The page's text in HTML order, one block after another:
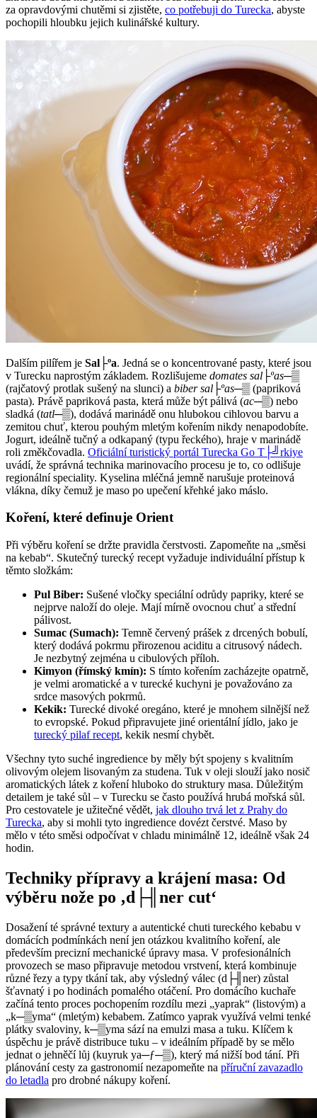
za opravdovými chutěmi si zjistěte, co potřebuji do Turecka, abyste
pochopili hloubku jejich kulinářské kultury.
Dalším pilířem je Sal├ºa. Jedná se o koncentrované pasty, které jsou
v Turecku naprostým základem. Rozlišujeme domates sal├ºas─▒
(rajčatový protlak sušený na slunci) a biber sal├ºas─▒(papriková
pasta). Právě papriková pasta, která může být pálivá (ac─▒) nebo
sladká (tatl─▒), dodává marinádě onu hlubokou cihlovou barvu a
zemitou chuť, kterou pouhým mletým kořením nikdy nenapodobíte.
Jogurt, ideálně tučný a odkapaný (typu řeckého), hraje v marinádě
roli změkčovadla. Oficiální turistický portál Turecka Go T├╝rkiye
uvádí, že správná technika marinovacího procesu je to, co odlišuje
regionální speciality. Kyselina mléčná jemně narušuje proteinová
vlákna, díky čemuž je maso po upečení křehké jako máslo.
Koření, které definuje Orient
Při výběru koření se držte pravidla čerstvosti. Zapomeňte na „směsi
na kebab“. Skutečný turecký recept vyžaduje individuální přístup k
těmto složkám:
Pul Biber: Sušené vločky speciální odrůdy papriky, které se
nejprve naloží do oleje. Mají mírně ovocnou chuť a střední
pálivost.
Sumac (Sumach): Temně červený prášek z drcených bobulí,
který dodává pokrmu přirozenou aciditu a citrusový nádech.
Je nezbytný zejména u cibulových příloh.
Kimyon (římský kmín): S tímto kořením zacházejte opatrně,
je velmi aromatické a v turecké kuchyni je považováno za
srdce masových pokrmů.
Kekik: Turecké divoké oregáno, které je mnohem silnější než
to evropské. Pokud připravujete jiné orientální jídlo, jako je
turecký pilaf recept, kekik nesmí chybět.
Všechny tyto suché ingredience by měly být spojeny s kvalitním
olivovým olejem lisovaným za studena. Tuk v oleji slouží jako nosič
aromatických látek z koření hluboko do struktury masa. Důležitým
detailem je také sůl – v Turecku se často používá hrubá mořská sůl.
Pro cestovatele je užitečné vědět, jak dlouho trvá let z Prahy do
Turecka, aby si mohli tyto ingredience dovézt čerstvé. Maso by
mělo v této směsi odpočívat v chladu minimálně 12, ideálně však 24
hodin.
Techniky přípravy a krájení masa: Od
výběru nože po ‚d├╢ner cut‘
Dosažení té správné textury a autentické chuti tureckého kebabu v
domácích podmínkách není jen otázkou kvalitního koření, ale
především precizní mechanické úpravy masa. V profesionálních
provozech se maso připravuje metodou vrstvení, která kombinuje
různé řezy a typy tkání tak, aby výsledný válec (d├╢ner) zůstal
šťavnatý i po hodinách pomalého otáčení. Pro domácího kuchaře
začíná tento proces pochopením rozdílu mezi „yaprak“ (listovým) a
„k─▒yma“ (mletým) kebabem. Zatímco yaprak využívá velmi tenké
plátky svaloviny, k─▒yma sází na emulzi masa a tuku. Klíčem k
úspěchu je právě distribuce tuku – v ideálním případě by se mělo
jednat o jehněčí lůj (kuyruk ya─ƒ─▒), který má nižší bod tání. Při
plánování cesty za gastronomií nezapomeňte na příruční zavazadlo
do letadla pro drobné nákupy koření.